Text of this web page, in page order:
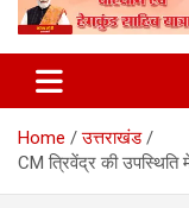
Home
उत्तराखंड
CM त्रिवेंद्र की